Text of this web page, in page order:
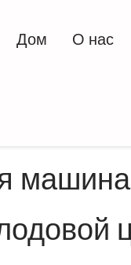
Дом О нас
машина